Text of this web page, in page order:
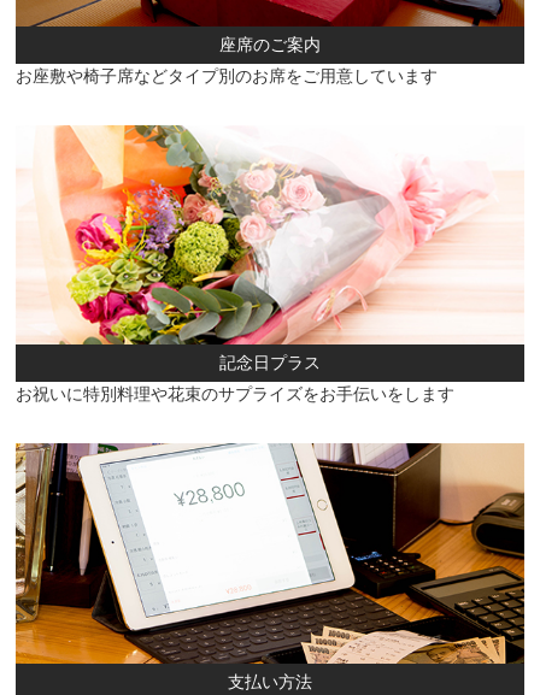
座席のご案内
お座敷や椅子席などタイプ別のお席をご用意しています
記念日プラス
お祝いに特別料理や花束のサプライズをお手伝いをします
支払い方法